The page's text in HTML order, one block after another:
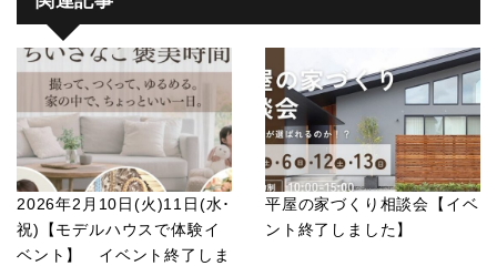
2026年2月10日(火)11日(水･
祝)【モデルハウスで体験イ
ベント】 イベント終了しま
平屋の家づくり相談会【イベ
ント終了しました】